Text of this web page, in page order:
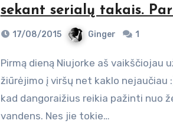
sekant serialų takais.
17/08/2015 Ginger 1
Pirmą dieną Niujorke aš vaikščiojau užversta galva ir nuo
žiūrėjimo į viršų net kaklo nejaučiau
kad dangoraižius reikia pažinti nuo
vandens. Nes jie tokie…